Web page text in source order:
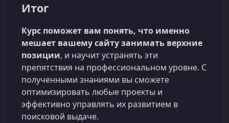
Итог
Курс поможет вам понять, что именно
мешает вашему сайту занимать верхние
позиции, и научит устранять эти
препятствия на профессиональном уровне. С
полученными знаниями вы сможете
оптимизировать любые проекты и
эффективно управлять их развитием в
поисковой выдаче.